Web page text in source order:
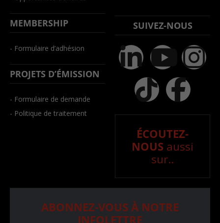
MEMBERSHIP
- Formulaire d’adhésion
PROJETS D’ÉMISSION
- Formulaire de demande
- Politique de traitement
SUIVEZ-NOUS
ÉCOUTEZ-
NOUS aussi
sur..
ABONNEZ-VOUS À NOTRE
INFOLETTRE